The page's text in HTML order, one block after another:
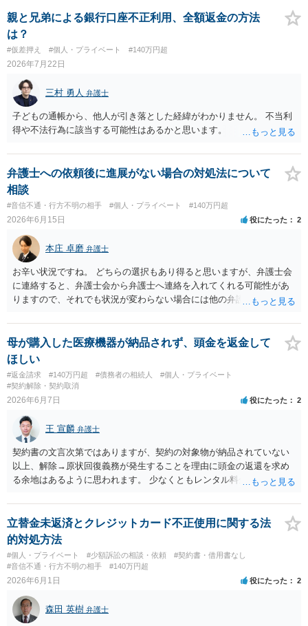
親と兄弟による銀行口座不正利用、全額返金の方法
は？
#仮差押え #個人・プライベート #140万円超
2026年7月22日
三村 勇人 弁護士
子どもの通帳から、他人が引き落とした経緯がわかりません。 不当利
得や不法行為に該当する可能性はあるかと思います。
弁護士への依頼後に進展がない場合の対処法について
相談
#音信不通・行方不明の相手 #個人・プライベート #140万円超
2026年6月15日 役にたった 2
本庄 卓磨 弁護士
お辛い状況ですね。 どちらの選択もあり得ると思いますが、弁護士会
に連絡すると、弁護士会から弁護士へ連絡を入れてくれる可能性があ
りますので、それでも状況が変わらない場合には他の弁護士を探すと
母が購入した医療機器が納品されず、頭金を返金して
ほしい
#返金請求 #140万円超 #債務者の相続人
#個人・プライベート
#契約解除・契約取消
2026年6月7日 役にたった 2
王 宣麟 弁護士
契約書の文言次第ではありますが、契約の対象物が納品されていない
以上、解除→原状回復義務が発生することを理由に頭金の返還を求め
る余地はあるように思われます。 少なくともレンタル料金分は使用料
のレンタル料等も契約書等に記載がないか、また、納期や頭金の返還
条項等を確認する必要があるかと存じます。 関連する資料一式を持参
して弁護士に相談されることをお勧めします。
立替金未返済とクレジットカード不正使用に関する法
的対処方法
#個人・プライベート #少額訴訟の相談・依頼
#契約書・借用書なし
#音信不通・行方不明の相手
#140万円超
2026年6月1日 役にたった 2
森田 英樹 弁護士